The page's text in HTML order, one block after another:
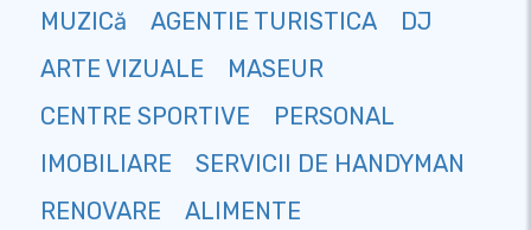
MUZICă
AGENTIE TURISTICA
DJ
ARTE VIZUALE
MASEUR
CENTRE SPORTIVE
PERSONAL
IMOBILIARE
SERVICII DE HANDYMAN
RENOVARE
ALIMENTE